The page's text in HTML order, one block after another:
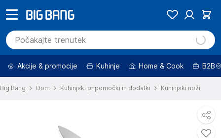
Akcije & promocije Kuhinje Home & Cook B2B
Big Bang Dom Kuhinjski pripomočki in dodatki Kuhinjski noži